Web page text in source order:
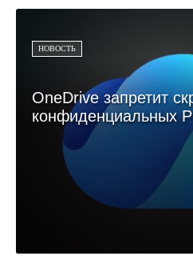
НОВОСТЬ
OneDrive запретит
конфиденциальных